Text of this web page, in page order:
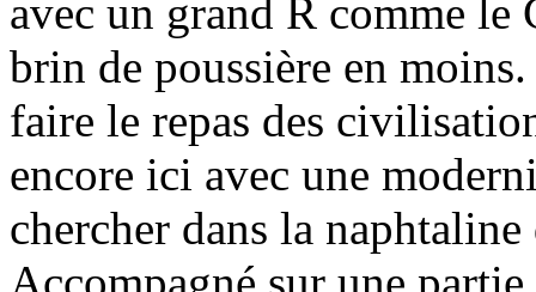
avec un grand R comme le
brin de poussière en
faire le repas des
encore ici avec une
chercher dans la
Accompagné sur une